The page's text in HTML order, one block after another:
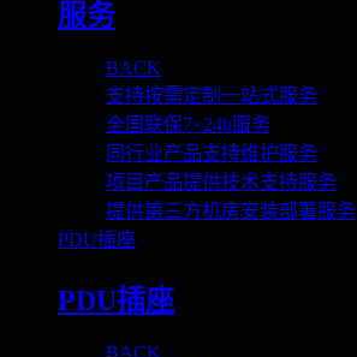
服务
BACK
支持按需定制一站式服务
全国联保7×24h服务
同行业产品支持维护服务
项目产品提供技术支持服务
提供第三方机房安装部署服务
PDU插座
PDU插座
BACK